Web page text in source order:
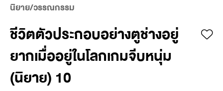
นิยาย/วรรณกรรม
ชีวิตตัวประกอบอย่างตูช่างอยู่
ยากเมื่ออยู่ในโลกเกมจีบหนุ่ม
(นิยาย) 10